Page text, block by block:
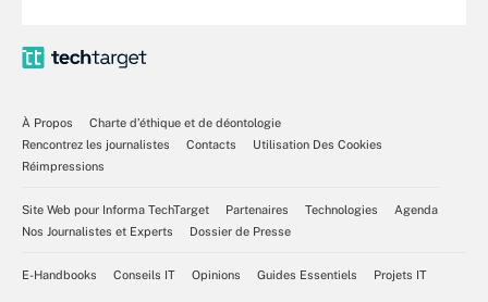
À Propos
Charte d’éthique et de déontologie
Rencontrez les journalistes
Contacts
Utilisation Des Cookies
Réimpressions
Site Web pour Informa TechTarget Partenaires Technologies
Agenda
Nos Journalistes et Experts
Dossier de Presse
E-Handbooks Conseils IT Opinions Guides Essentiels Projets IT